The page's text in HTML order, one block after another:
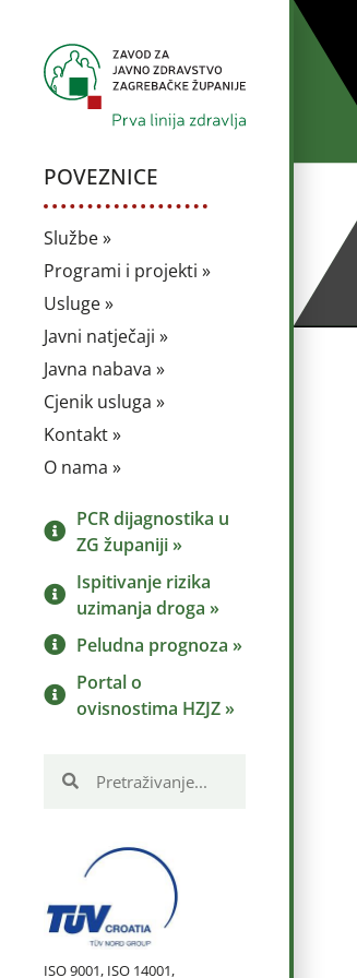
POVEZNICE
Službe »
Programi i projekti »
Usluge »
Javni natječaji »
Javna nabava »
Cjenik usluga »
Kontakt »
O nama »
PCR dijagnostika u
ZG županiji »
Ispitivanje rizika
uzimanja droga »
Peludna prognoza »
Portal o
ovisnostima HZJZ »
ISO 9001, ISO 14001,